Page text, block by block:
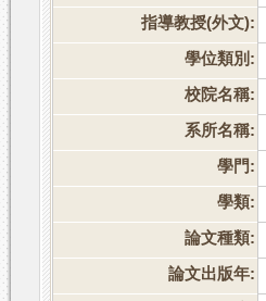
指導教授(外文):
學位類別:
校院名稱:
系所名稱:
學門:
學類:
論文種類:
論文出版年: